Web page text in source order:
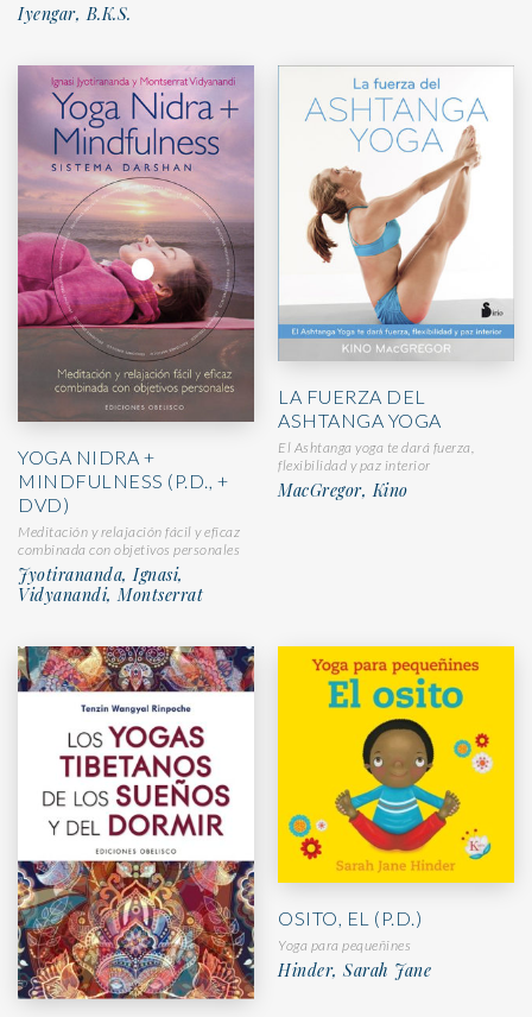
Iyengar, B.K.S.
YOGA NIDRA +
MINDFULNESS (P.D., +
DVD)
Meditación y relajación fácil y eficaz
combinada con objetivos personales
Jyotirananda, Ignasi,
Vidyanandi, Montserrat
LA FUERZA DEL
ASHTANGA YOGA
El Ashtanga yoga te dará fuerza,
flexibilidad y paz interior
MacGregor, Kino
OSITO, EL (P.D.)
Yoga para pequeñines
Hinder, Sarah Jane